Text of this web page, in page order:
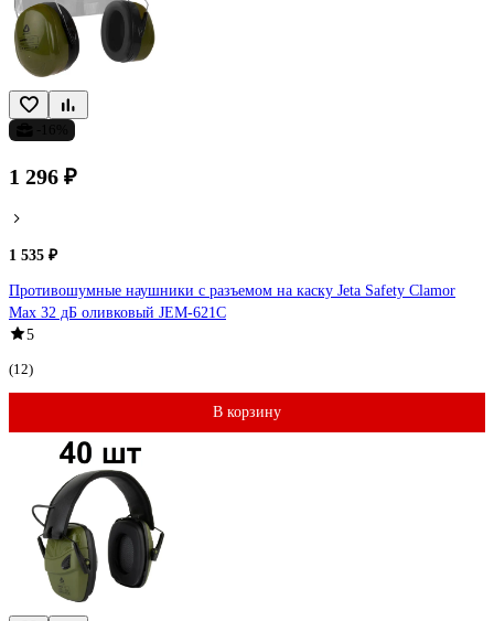
1 296 ₽
1 535 ₽
Противошумные наушники с разъемом на каску Jeta Safety Clamor
Max 32 дБ оливковый JEM-621C
5
(12)
В корзину